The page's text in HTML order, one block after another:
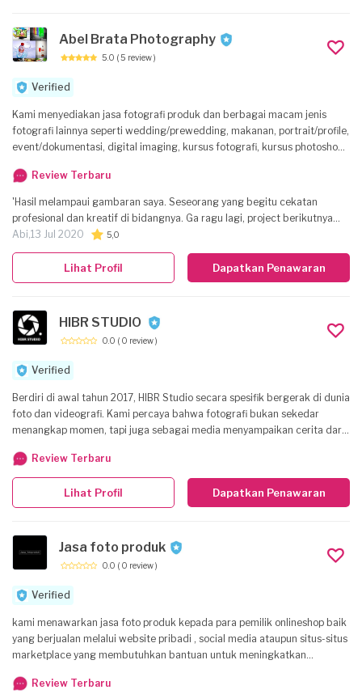
jelasnya bisa dilihat dibagian deskripsi mengenai jasa yang kami
sediakan. Untuk Portofolio lengkap dapat dilihat melalui Instagram
Abel Brata Photography
5.0 ( 5 review )
Verified
Kami menyediakan jasa fotografi produk dan berbagai macam jenis
fotografi lainnya seperti wedding/prewedding, makanan, portrait/profile,
event/dokumentasi, digital imaging, kursus fotografi, kursus photoshop,
Review Terbaru
'Hasil melampaui gambaran saya. Seseorang yang begitu cekatan
profesional dan kreatif di bidangnya. Ga ragu lagi, project berikutnya
akan saya limpahkan ke agan yang satu ini lagi. '
Abi,13 Jul 2020 5,0
Dapatkan Penawaran
Lihat Profil
HIBR STUDIO
0.0 ( 0 review )
Verified
Berdiri di awal tahun 2017, HIBR Studio secara spesifik bergerak di dunia
foto dan videografi. Kami percaya bahwa fotografi bukan sekedar
menangkap momen, tapi juga sebagai media menyampaikan cerita dari
Review Terbaru
Dapatkan Penawaran
Lihat Profil
Jasa foto produk
0.0 ( 0 review )
Verified
kami menawarkan jasa foto produk kepada para pemilik onlineshop baik
yang berjualan melalui website pribadi , social media ataupun situs-situs
marketplace yang membutuhkan bantuan untuk meningkatkan
produk untuk toko online, karena foto produk yang berkualitas dapat
Review Terbaru